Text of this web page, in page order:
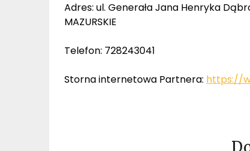
Adres: ul. Generała Jana Henryka
MAZURSKIE
Telefon: 728243041
Storna internetowa Partnera: https://